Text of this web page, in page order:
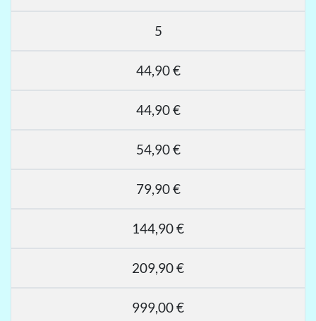
5
44,90 €
44,90 €
54,90 €
79,90 €
144,90 €
209,90 €
999,00 €